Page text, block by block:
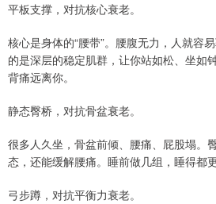
平板支撑，对抗核心衰老。
核心是身体的“腰带”。腰腹无力，人就容
的是深层的稳定肌群，让你站如松、坐如
背痛远离你。
静态臀桥，对抗骨盆衰老。
很多人久坐，骨盆前倾、腰痛、屁股塌。
态，还能缓解腰痛。睡前做几组，睡得都更
弓步蹲，对抗平衡力衰老。